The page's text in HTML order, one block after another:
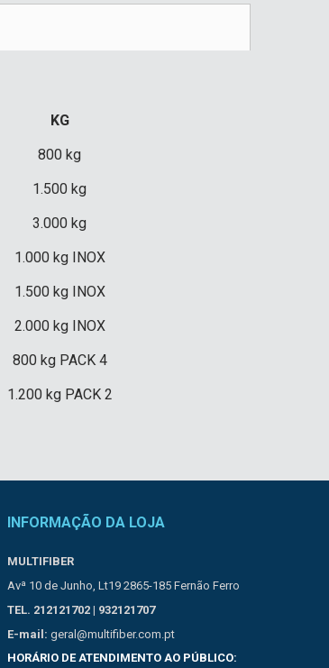
KG
800 kg
1.500 kg
3.000 kg
1.000 kg INOX
1.500 kg INOX
2.000 kg INOX
800 kg PACK 4
1.200 kg PACK 2
INFORMAÇÃO DA LOJA
MULTIFIBER
Avª 10 de Junho, Lt19 2865-185 Fernão Ferro
TEL. 212121702 | 932121707
E-mail: geral@multifiber.com.pt
HORÁRIO DE ATENDIMENTO AO PÚBLICO: